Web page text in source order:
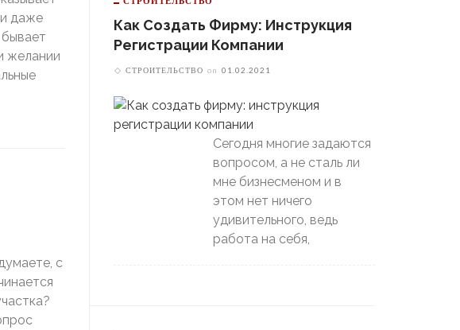
даже
желании
с
Как Создать Фирму: Инструкция
Регистрации Компании
СТРОИТЕЛЬСТВО on 01.02.2021
Сегодня многие задаются
вопросом, а не сталь ли
мне бизнесменом и в
этом нет ничего
удивительного, ведь
работа на себя,